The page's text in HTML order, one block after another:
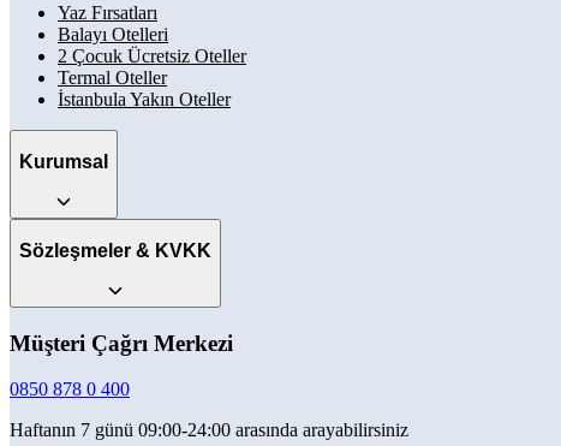
Yaz Fırsatları
Balayı Otelleri
2 Çocuk Ücretsiz Oteller
Termal Oteller
İstanbula Yakın Oteller
Kurumsal
Sözleşmeler & KVKK
Müşteri Çağrı Merkezi
0850 878 0 400
Haftanın 7 günü 09:00-24:00 arasında arayabilirsiniz